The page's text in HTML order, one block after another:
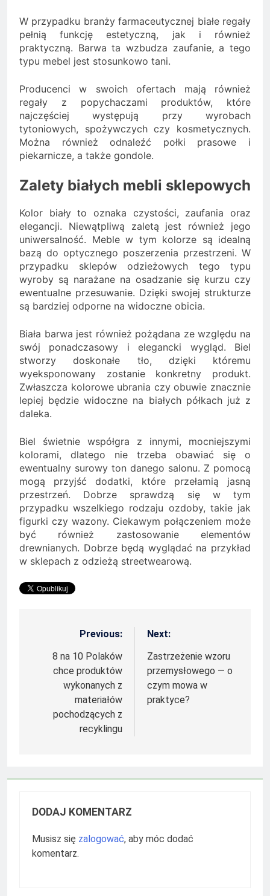
W przypadku branży farmaceutycznej białe regały
pełnią funkcję estetyczną, jak i również
praktyczną. Barwa ta wzbudza zaufanie, a tego
typu mebel jest stosunkowo tani.
Producenci w swoich ofertach mają również
regały z popychaczami produktów, które
najczęściej występują przy wyrobach
tytoniowych, spożywczych czy kosmetycznych.
Można również odnaleźć połki prasowe i
piekarnicze, a także gondole.
Zalety białych mebli sklepowych
Kolor biały to oznaka czystości, zaufania oraz
elegancji. Niewątpliwą zaletą jest również jego
uniwersalność. Meble w tym kolorze są idealną
bazą do optycznego poszerzenia przestrzeni. W
przypadku sklepów odzieżowych tego typu
wyroby są narażane na osadzanie się kurzu czy
ewentualne przesuwanie. Dzięki swojej strukturze
są bardziej odporne na widoczne obicia.
Biała barwa jest również pożądana ze względu na
swój ponadczasowy i elegancki wygląd. Biel
stworzy doskonałe tło, dzięki któremu
wyeksponowany zostanie konkretny produkt.
Zwłaszcza kolorowe ubrania czy obuwie znacznie
lepiej będzie widoczne na białych półkach już z
daleka.
Biel świetnie współgra z innymi, mocniejszymi
kolorami, dlatego nie trzeba obawiać się o
ewentualny surowy ton danego salonu. Z pomocą
mogą przyjść dodatki, które przełamią jasną
przestrzeń. Dobrze sprawdzą się w tym
przypadku wszelkiego rodzaju ozdoby, takie jak
figurki czy wazony. Ciekawym połączeniem może
być również zastosowanie elementów
drewnianych. Dobrze będą wyglądać na przykład
w sklepach z odzieżą streetwearową.
Nawigacja
wpisu
Previous:
8 na 10 Polaków
chce produktów
wykonanych z
materiałów
pochodzących z
recyklingu
Next:
Zastrzeżenie wzoru
przemysłowego — o
czym mowa w
praktyce?
DODAJ KOMENTARZ
Musisz się zalogować, aby móc dodać
komentarz.